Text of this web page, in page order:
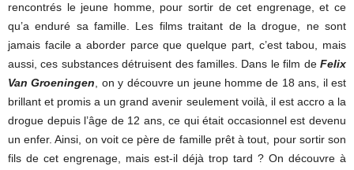
rencontrés le jeune homme, pour sortir de cet engrenage, et ce
qu’a enduré sa famille. Les films traitant de la drogue, ne sont
jamais facile a aborder parce que quelque part, c’est tabou, mais
aussi, ces substances détruisent des familles. Dans le film deFelix
Van Groeningen, on y découvre un jeune homme de 18 ans, il est
brillant et promis a un grand avenir seulement voilà, il est accro a la
drogue depuis l’âge de 12 ans, ce qui était occasionnel est devenu
un enfer. Ainsi, on voit ce père de famille prêt à tout, pour sortir son
fils de cet engrenage, mais est-il déjà trop tard ? On découvre à